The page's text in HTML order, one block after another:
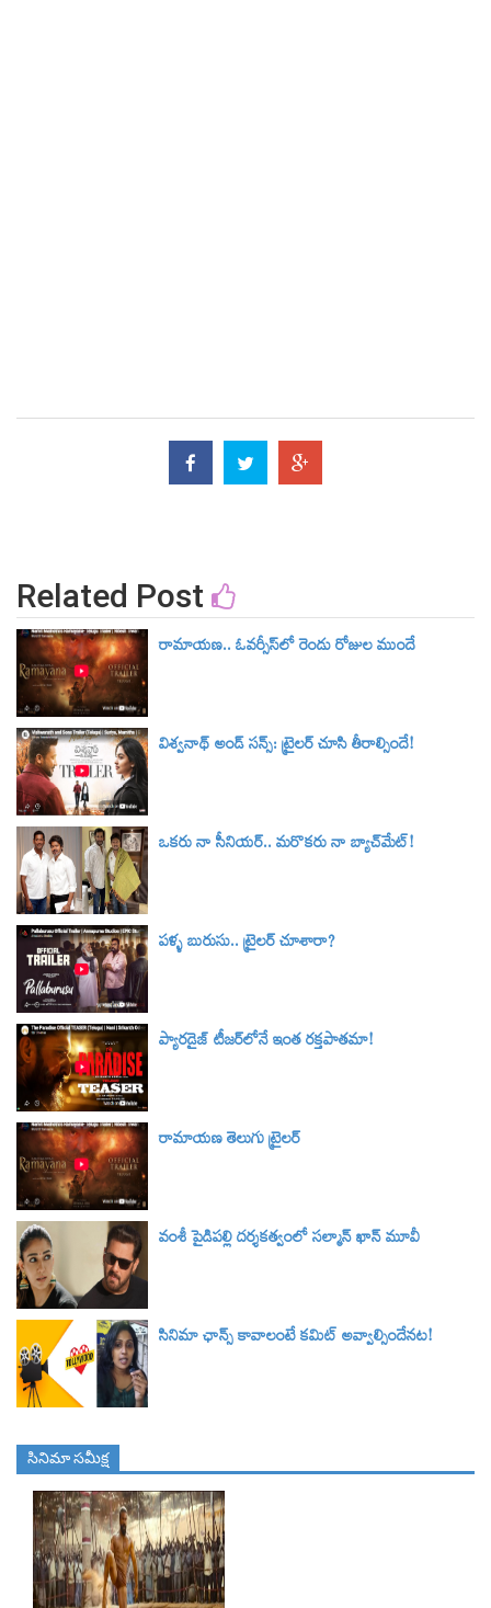
Related Post
రామాయణ.. ఓవర్సీస్‌లో రెండు రోజుల ముందే
విశ్వనాథ్ అండ్ సన్స్: ట్రైలర్‌ చూసి తీరాల్సిందే!
ఒకరు నా సీనియర్.. మరొకరు నా బ్యాచ్‌మేట్!
పళ్ళ బురుసు.. ట్రైలర్‌ చూశారా?
ప్యారడైజ్ టీజర్‌లోనే ఇంత రక్తపాతమా!
రామాయణ తెలుగు ట్రైలర్‌
వంశీ పైడిపల్లి దర్శకత్వంలో సల్మాన్ ఖాన్ మూవీ
సినిమా ఛాన్స్ కావాలంటే కమిట్ అవ్వాల్సిందేనట!
సినిమా స‌మీక్ష